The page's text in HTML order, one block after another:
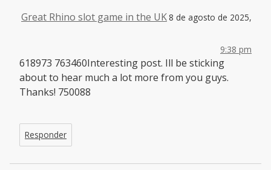
Great Rhino slot game in the UK8 de agosto de 2025,
9:38 pm
618973 763460Interesting post. Ill be sticking
about to hear much a lot more from you guys.
Thanks! 750088
Responder